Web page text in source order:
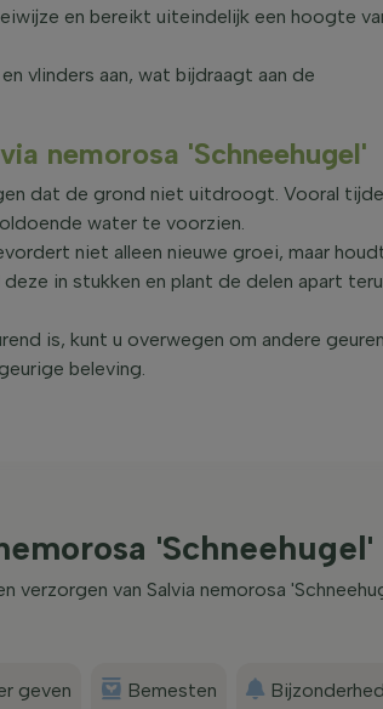
en bereikt uiteindelijk een hoogte
vlinders aan, wat bijdraagt aan de
nemorosa 'Schneehugel'
dat de grond niet uitdroogt. Vooral
water te voorzien.
niet alleen nieuwe groei, maar
in stukken en plant de delen apart
is, kunt u overwegen om andere
beleving.
verzorgen van Salvia nemorosa
geven Bemesten